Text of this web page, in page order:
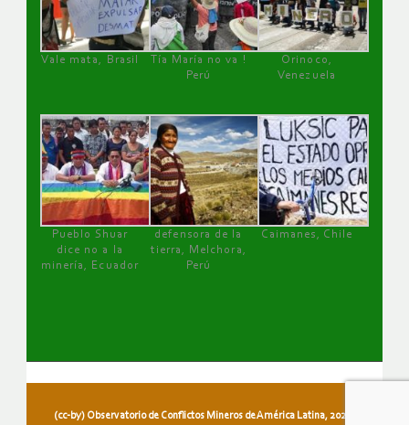
Vale mata, Brasil
Tía María no va !
Perú
Orinoco,
Venezuela
Pueblo Shuar
dice no a la
minería, Ecuador
defensora de la
tierra, Melchora,
Perú
Caimanes, Chile
(cc-by) Observatorio de Conflictos Mineros de América Latina, 2026